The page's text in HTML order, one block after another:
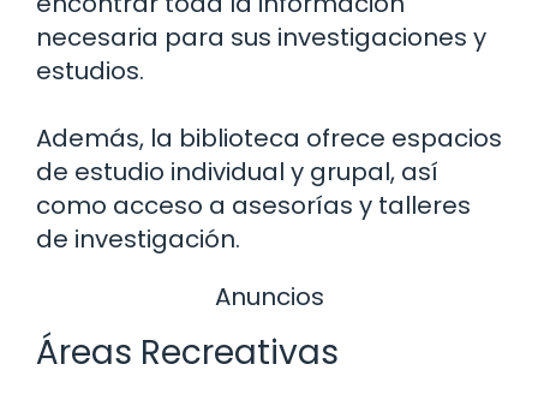
necesaria para sus investigaciones y
estudios.
Además, la biblioteca ofrece espacios
de estudio individual y grupal, así
como acceso a asesorías y talleres
de investigación.
Anuncios
Áreas Recreativas